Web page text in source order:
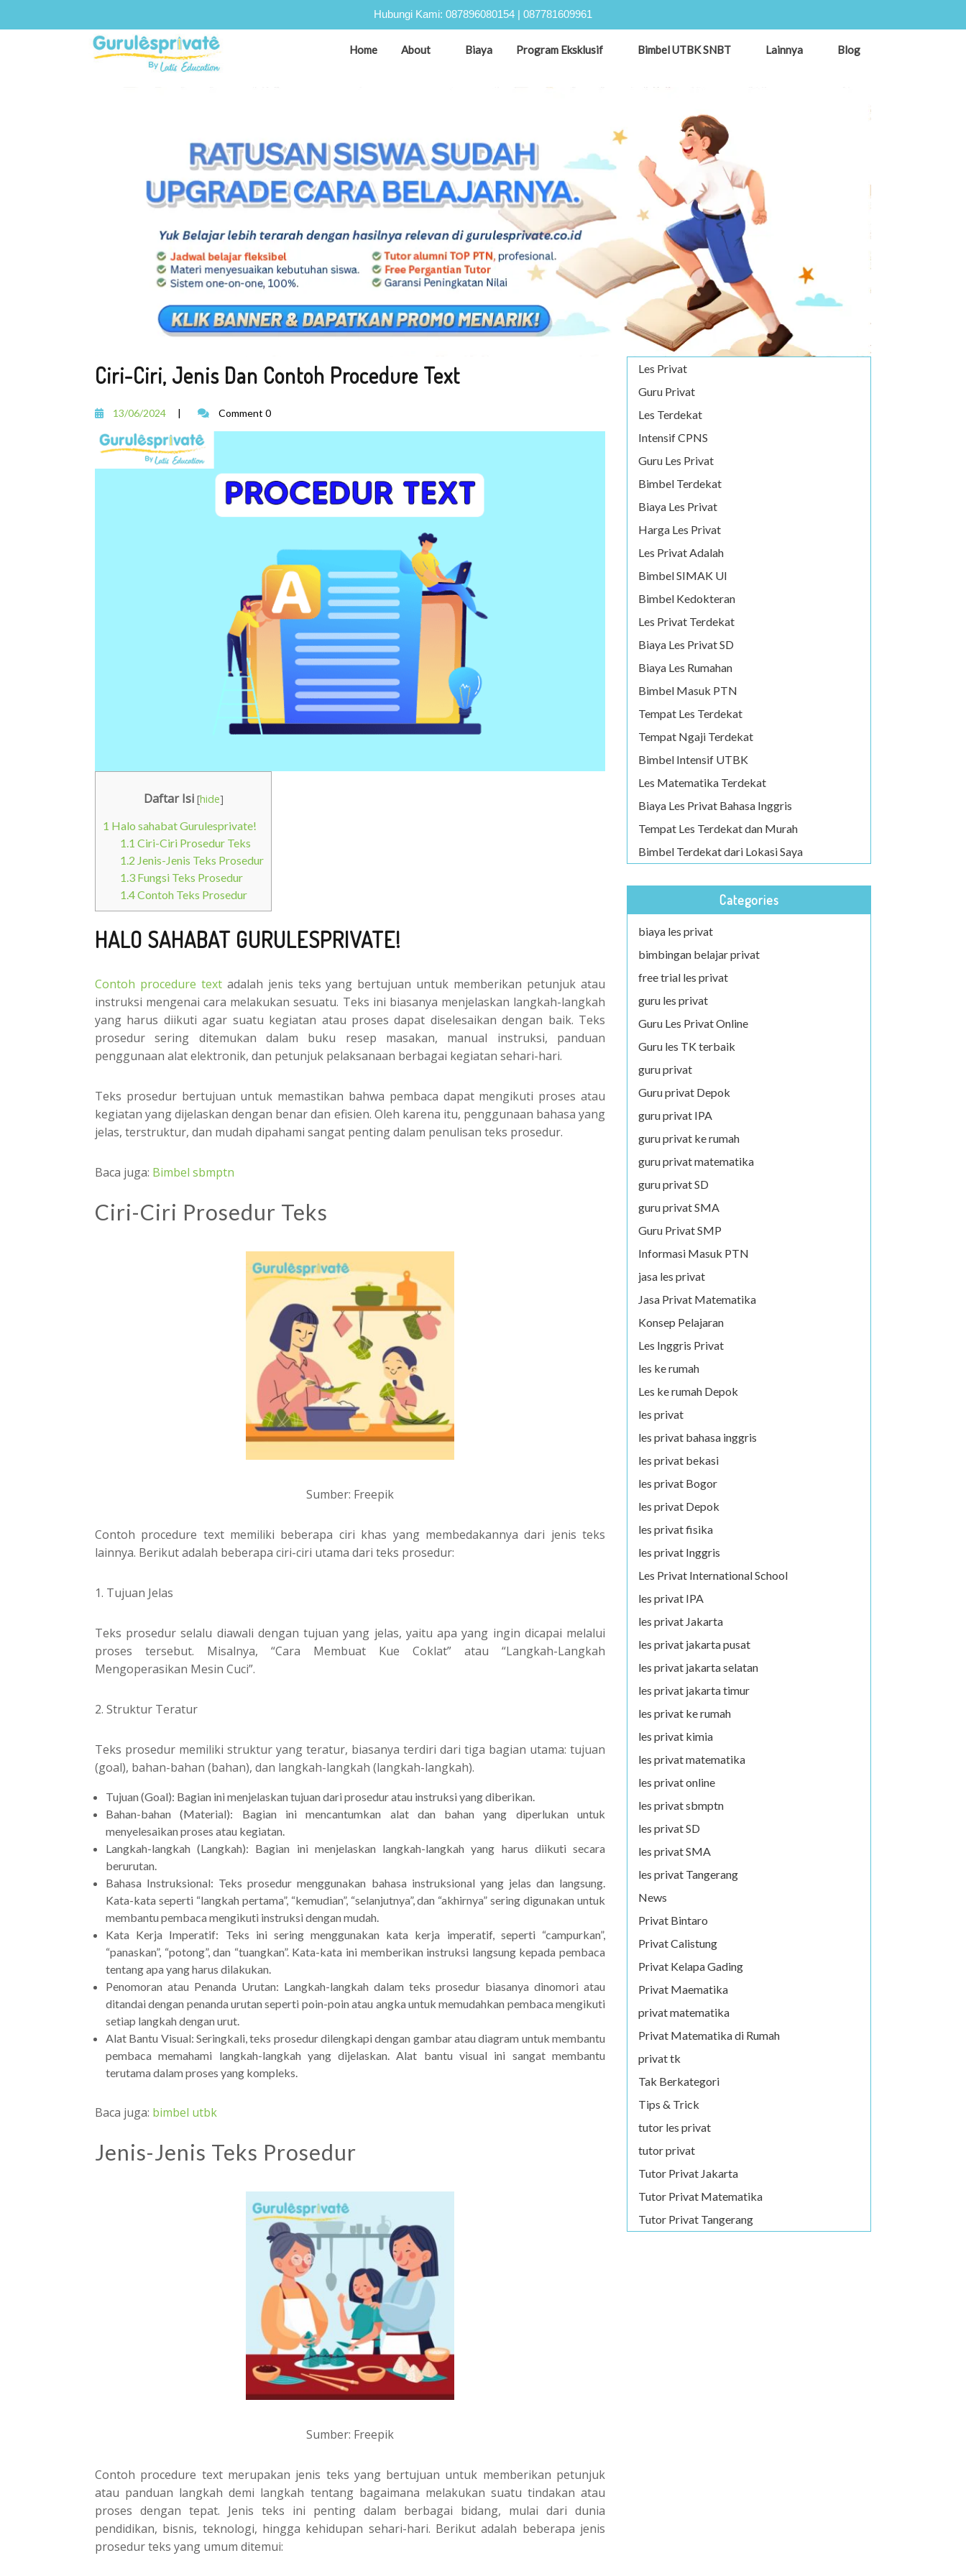
Hubungi Kami: 087896080154 | 087781609961
Home About Biaya Program Eksklusif Bimbel UTBK SNBT Lainnya Blog
Ciri-Ciri, Jenis Dan Contoh Procedure Text
13/06/2024 | Comment 0
Daftar Isi [hide]
1 Halo sahabat Gurulesprivate!
1.1 Ciri-Ciri Prosedur Teks
1.2 Jenis-Jenis Teks Prosedur
1.3 Fungsi Teks Prosedur
1.4Contoh Teks Prosedur
HALO SAHABAT GURULESPRIVATE!
Contoh procedure textadalah jenis teks yang bertujuan untuk memberikan petunjuk atau
instruksi mengenai cara melakukan sesuatu. Teks ini biasanya menjelaskan langkah-langkah
yang harus diikuti agar suatu kegiatan atau proses dapat diselesaikan dengan baik. Teks
prosedur sering ditemukan dalam buku resep masakan, manual instruksi, panduan
penggunaan alat elektronik, dan petunjuk pelaksanaan berbagai kegiatan sehari-hari.
Teks prosedur bertujuan untuk memastikan bahwa pembaca dapat mengikuti proses atau
kegiatan yang dijelaskan dengan benar dan efisien. Oleh karena itu, penggunaan bahasa yang
jelas, terstruktur, dan mudah dipahami sangat penting dalam penulisan teks prosedur.
Baca juga: Bimbel sbmptn
Ciri-Ciri Prosedur Teks
Sumber: Freepik
Contoh procedure text memiliki beberapa ciri khas yang membedakannya dari jenis teks
lainnya. Berikut adalah beberapa ciri-ciri utama dari teks prosedur:
1. Tujuan Jelas
Teks prosedur selalu diawali dengan tujuan yang jelas, yaitu apa yang ingin dicapai melalui
proses tersebut. Misalnya, “Cara Membuat Kue Coklat” atau “Langkah-Langkah
Mengoperasikan Mesin Cuci”.
2. Struktur Teratur
Teks prosedur memiliki struktur yang teratur, biasanya terdiri dari tiga bagian utama: tujuan
(goal), bahan-bahan (bahan), dan langkah-langkah (langkah-langkah).
Tujuan (Goal): Bagian ini menjelaskan tujuan dari prosedur atau instruksi yang diberikan.
Bahan-bahan (Material): Bagian ini mencantumkan alat dan bahan yang diperlukan untuk
menyelesaikan proses atau kegiatan.
Langkah-langkah (Langkah): Bagian ini menjelaskan langkah-langkah yang harus diikuti secara
berurutan.
Bahasa Instruksional: Teks prosedur menggunakan bahasa instruksional yang jelas dan langsung.
Kata-kata seperti “langkah pertama”, “kemudian”, “selanjutnya”, dan “akhirnya” sering digunakan untuk
membantu pembaca mengikuti instruksi dengan mudah.
Kata Kerja Imperatif: Teks ini sering menggunakan kata kerja imperatif, seperti “campurkan”,
“panaskan”, “potong”, dan “tuangkan”. Kata-kata ini memberikan instruksi langsung kepada pembaca
tentang apa yang harus dilakukan.
Penomoran atau Penanda Urutan: Langkah-langkah dalam teks prosedur biasanya dinomori atau
ditandai dengan penanda urutan seperti poin-poin atau angka untuk memudahkan pembaca mengikuti
setiap langkah dengan urut.
Alat Bantu Visual: Seringkali, teks prosedur dilengkapi dengan gambar atau diagram untuk membantu
pembaca memahami langkah-langkah yang dijelaskan. Alat bantu visual ini sangat membantu
terutama dalam proses yang kompleks.
Baca juga: bimbel utbk
Jenis-Jenis Teks Prosedur
Sumber: Freepik
Contoh procedure text merupakan jenis teks yang bertujuan untuk memberikan petunjuk
atau panduan langkah demi langkah tentang bagaimana melakukan suatu tindakan atau
proses dengan tepat. Jenis teks ini penting dalam berbagai bidang, mulai dari dunia
pendidikan, bisnis, teknologi, hingga kehidupan sehari-hari. Berikut adalah beberapa jenis
prosedur teks yang umum ditemui:
Les Privat
Guru Privat
Les Terdekat
Intensif CPNS
Guru Les Privat
Bimbel Terdekat
Biaya Les Privat
Harga Les Privat
Les Privat Adalah
Bimbel SIMAK UI
Bimbel Kedokteran
Les Privat Terdekat
Biaya Les Privat SD
Biaya Les Rumahan
Bimbel Masuk PTN
Tempat Les Terdekat
Tempat Ngaji Terdekat
Bimbel Intensif UTBK
Les Matematika Terdekat
Biaya Les Privat Bahasa Inggris
Tempat Les Terdekat dan Murah
Bimbel Terdekat dari Lokasi Saya
Categories
biaya les privat
bimbingan belajar privat
free trial les privat
guru les privat
Guru Les Privat Online
Guru les TK terbaik
guru privat
Guru privat Depok
guru privat IPA
guru privat ke rumah
guru privat matematika
guru privat SD
guru privat SMA
Guru Privat SMP
Informasi Masuk PTN
jasa les privat
Jasa Privat Matematika
Konsep Pelajaran
Les Inggris Privat
les ke rumah
Les ke rumah Depok
les privat
les privat bahasa inggris
les privat bekasi
les privat Bogor
les privat Depok
les privat fisika
les privat Inggris
Les Privat International School
les privat IPA
les privat Jakarta
les privat jakarta pusat
les privat jakarta selatan
les privat jakarta timur
les privat ke rumah
les privat kimia
les privat matematika
les privat online
les privat sbmptn
les privat SD
les privat SMA
les privat Tangerang
News
Privat Bintaro
Privat Calistung
Privat Kelapa Gading
Privat Maematika
privat matematika
Privat Matematika di Rumah
privat tk
Tak Berkategori
Tips & Trick
tutor les privat
tutor privat
Tutor Privat Jakarta
Tutor Privat Matematika
Tutor Privat Tangerang